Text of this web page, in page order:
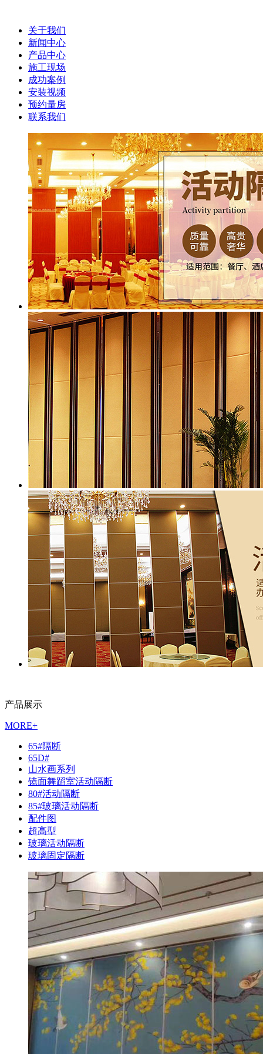
关于我们
新闻中心
产品中心
施工现场
成功案例
安装视频
预约量房
联系我们
产品展示
MORE+
65#隔断
65D#
山水画系列
镜面舞蹈室活动隔断
80#活动隔断
85#玻璃活动隔断
配件图
超高型
玻璃活动隔断
玻璃固定隔断